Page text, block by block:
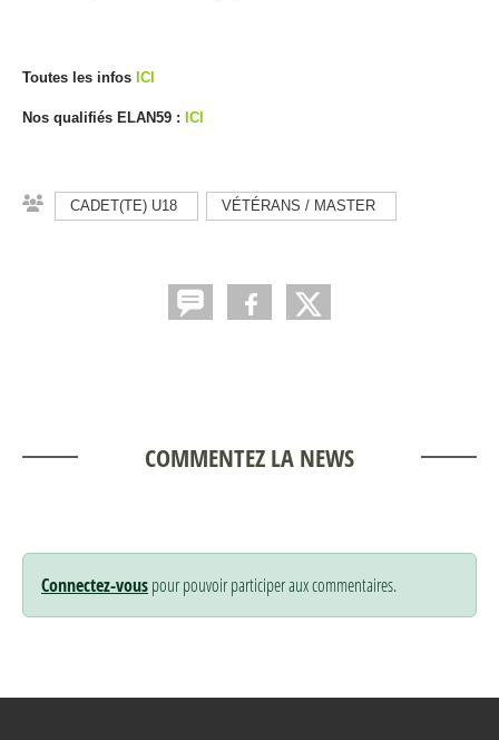
Toutes les infos ICI
Nos qualifiés ELAN59 : ICI
CADET(TE) U18 VÉTÉRANS / MASTER
COMMENTEZ LA NEWS
Connectez-vouspour pouvoir participer aux commentaires.